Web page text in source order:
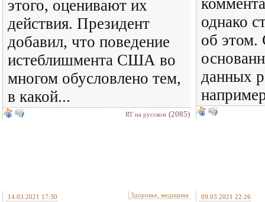
этого, оценивают их
действия. Президент
добавил, что поведение
истеблишмента США во
многом обусловлено тем,
в какой...
RT на русском (2085)
однако
об этом.
данных
14.03.2021 17:30 Здоровье, медицина 09.03.2021 22:26